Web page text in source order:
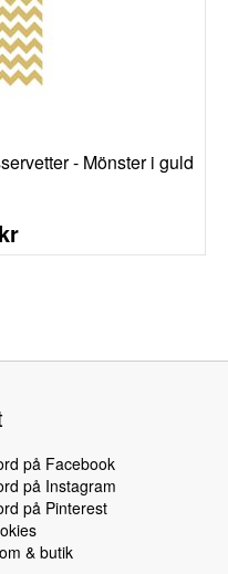
- Mönster i guld
på Facebook
på Instagram
på Pinterest
& butik